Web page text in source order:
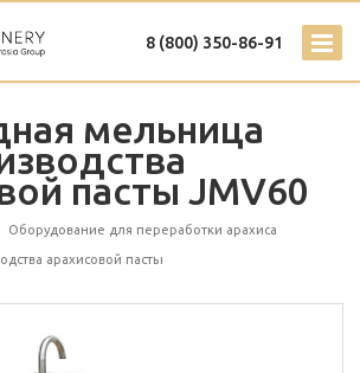
8 (800) 350-86-91
мельница
пасты JMV60
Оборудование для переработки арахиса
арахисовой пасты